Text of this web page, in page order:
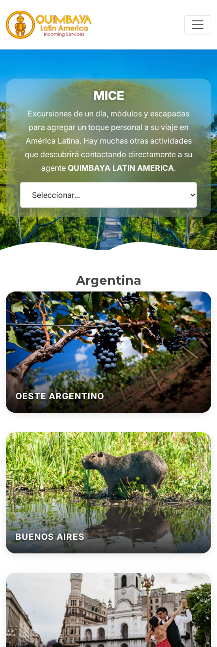
MICE
Excursiones de un día, módulos y escapadas
para agregar un toque personal a su viaje en
América Latina. Hay muchas otras actividades
que descubrirá contactando directamente a su
agente QUIMBAYA LATIN AMERICA.
Argentina
OESTE ARGENTINO
BUENOS AIRES